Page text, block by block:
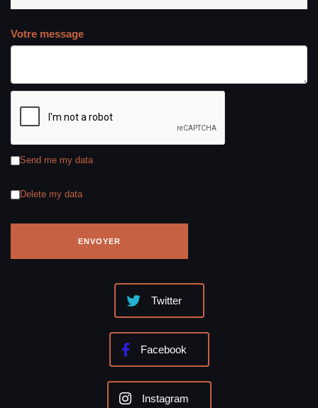
Votre message
Send me my data
Delete my data
Twitter
Facebook
Instagram